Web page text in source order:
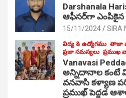
Darshanala
ఆఫీసర్‌గా
15/11/2024 SIRA
విద్య & ఉద్యోగము తాజా
ప్రజా సమస్యలు ప్రముఖ
Vanavasi
అన్నిదానాల కంటే
వనవాసి కళ్యాణ
ప్రముఖ్ పెద్దడ